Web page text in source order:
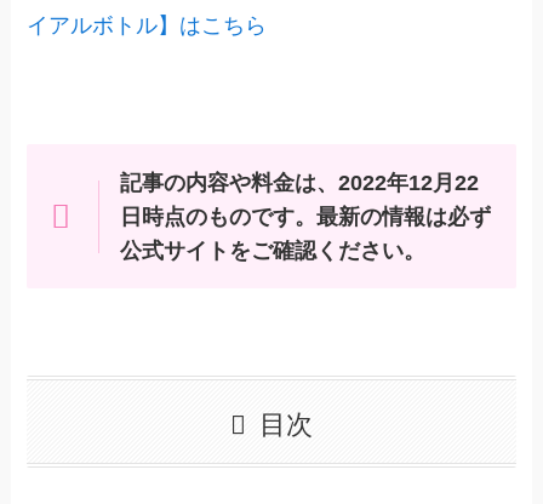
イアルボトル】はこちら
記事の内容や料金は、2022年12月22
日時点のものです。最新の情報は必ず
公式サイトをご確認ください。
目次